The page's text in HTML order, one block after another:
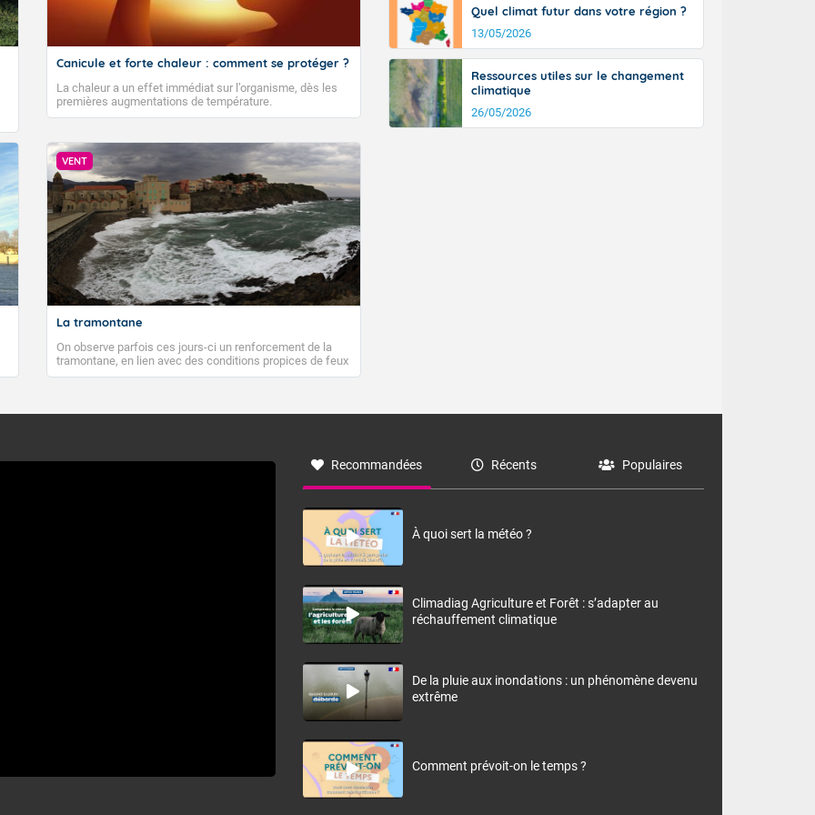
Canicule et forte chaleur : comment se protéger ?
La chaleur a un effet immédiat sur l’organisme, dès les
premières augmentations de température.
VENT
La tramontane
On observe parfois ces jours-ci un renforcement de la
tramontane, en lien avec des conditions propices de feux
de forêt. Mais qu'est-ce que la tramontane ? Quelles sont
à nord-ouest, dans un secteur qui part du Roussillon à la
monts, en allusion aux régions montagneuses d’où
Quel climat futur dans votre région ?
13/05/2026
Ressources utiles sur le changement
climatique
26/05/2026
Recommandées Récents Populaires
À quoi sert la météo ?
Climadiag Agriculture et Forêt : s’adapter au
réchauffement climatique
De la pluie aux inondations : un phénomène devenu
extrême
Comment prévoit-on le temps ?